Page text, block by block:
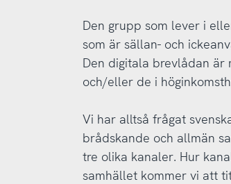
Den grupp som lever i
som är sällan- och
Den digitala brevlådan är
och/eller de i
Vi har alltså frågat
brådskande och allmän
tre olika kanaler. Hur
samhället kommer vi att